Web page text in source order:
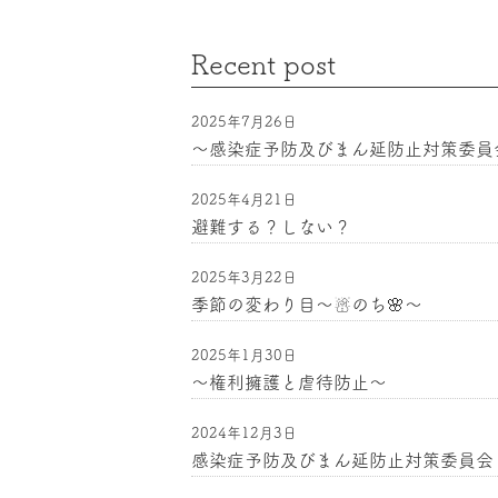
の
ペ
ジ
送
り
Recent post
〜感染症予防及びまん延防止対策委員
2025年7月26日
避難する？しない？
2025年4月21日
季節の変わり目〜☃のち🌸〜
2025年3月22日
〜権利擁護と虐待防止〜
2025年1月30日
感染症予防及びまん延防止対策委員会
2024年12月3日